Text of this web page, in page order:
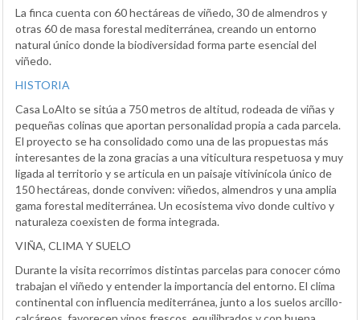
La finca cuenta con 60 hectáreas de viñedo, 30 de almendros y
otras 60 de masa forestal mediterránea, creando un entorno
natural único donde la biodiversidad forma parte esencial del
viñedo.
HISTORIA
Casa LoAlto se sitúa a 750 metros de altitud, rodeada de viñas y
pequeñas colinas que aportan personalidad propia a cada parcela.
El proyecto se ha consolidado como una de las propuestas más
interesantes de la zona gracias a una viticultura respetuosa y muy
ligada al territorio y se articula en un paisaje vitivinícola único de
150 hectáreas, donde conviven: viñedos, almendros y una amplia
gama forestal mediterránea. Un ecosistema vivo donde cultivo y
naturaleza coexisten de forma integrada.
VIÑA, CLIMA Y SUELO
Durante la visita recorrimos distintas parcelas para conocer cómo
trabajan el viñedo y entender la importancia del entorno. El clima
continental con influencia mediterránea, junto a los suelos arcillo-